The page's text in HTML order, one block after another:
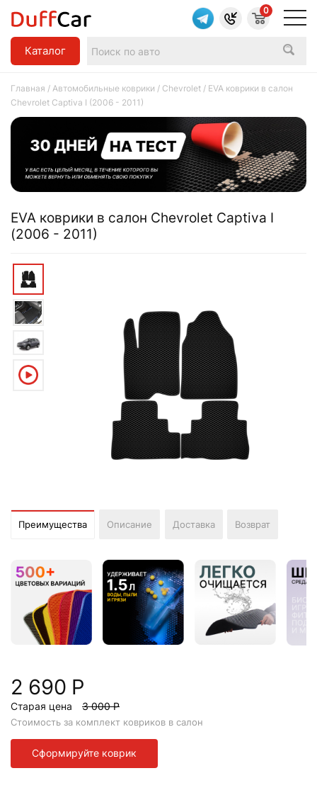
Каталог
0
Главная / Автомобильные коврики / Chevrolet / EVA коврики в салон
Chevrolet Captiva I (2006 - 2011)
EVA коврики в салон Chevrolet Captiva I
(2006 - 2011)
Преимущества Описание Доставка Возврат
2 690 Р
Старая цена 3 000 Р
Стоимость за комплект ковриков в салон
Сформируйте коврик